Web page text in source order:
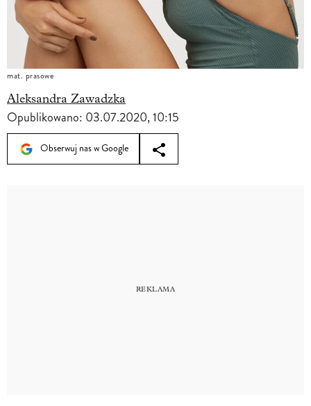
mat. prasowe
Aleksandra Zawadzka
Opublikowano: 03.07.2020, 10:15
Obserwuj nas w Google